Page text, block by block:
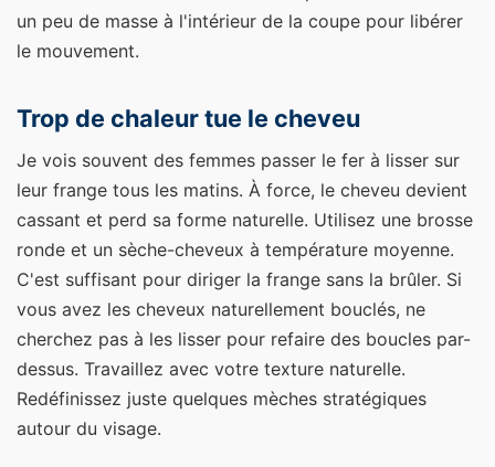
un peu de masse à l'intérieur de la coupe pour libérer
le mouvement.
Trop de chaleur tue le cheveu
Je vois souvent des femmes passer le fer à lisser sur
leur frange tous les matins. À force, le cheveu devient
cassant et perd sa forme naturelle. Utilisez une brosse
ronde et un sèche-cheveux à température moyenne.
C'est suffisant pour diriger la frange sans la brûler. Si
vous avez les cheveux naturellement bouclés, ne
cherchez pas à les lisser pour refaire des boucles par-
dessus. Travaillez avec votre texture naturelle.
Redéfinissez juste quelques mèches stratégiques
autour du visage.